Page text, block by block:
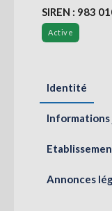
FORMATS
SERVICES
connecter
SIREN : 983
Active
Identité
Annonces